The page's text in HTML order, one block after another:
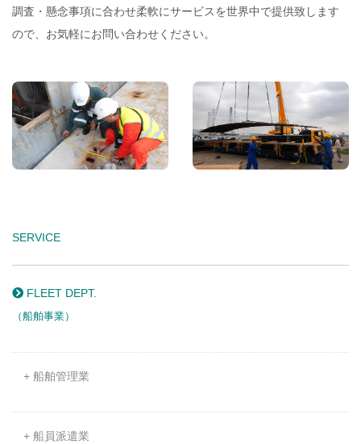
調査・懸念事項に合わせ柔軟にサービスを世界中で提供致します
ので、お気軽にお問い合わせください。
SERVICE
FLEET DEPT.
（船舶事業）
+ 船舶管理業
+ 船員派遣業